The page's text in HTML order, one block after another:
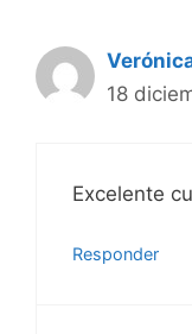
18
Excelente
Responder